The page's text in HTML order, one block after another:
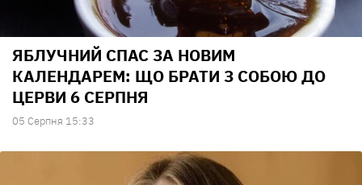
ЯБЛУЧНИЙ СПАС ЗА НОВИМ
КАЛЕНДАРЕМ: ЩО БРАТИ З СОБОЮ ДО
ЦЕРВИ 6 СЕРПНЯ
05 Серпня 15:33